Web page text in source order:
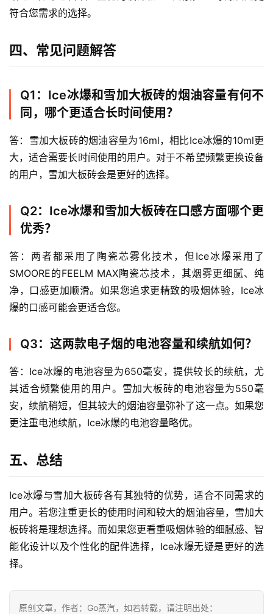
符合您需求的选择。
四、常见问题解答
Q1：Ice冰爆和雪加大板砖的烟油容量有何不
同，哪个更适合长时间使用？
答：雪加大板砖的烟油容量为16ml，相比Ice冰爆的10ml更
大，适合需要长时间使用的用户。对于不希望频繁更换设备
的用户，雪加大板砖会是更好的选择。
Q2：Ice冰爆和雪加大板砖在口感方面哪个更
优秀？
答：两者都采用了陶瓷芯雾化技术，但Ice冰爆采用了
SMOORE的FEELM MAX陶瓷芯技术，其烟雾更细腻、纯
净，口感更加顺滑。如果您追求更精致的吸烟体验，Ice冰
爆的口感可能会更适合您。
Q3：这两款电子烟的电池容量和续航如何？
答：Ice冰爆的电池容量为650毫安，提供较长的续航，尤
其适合频繁使用的用户。雪加大板砖的电池容量为550毫
安，续航稍短，但其较大的烟油容量弥补了这一点。如果您
更注重电池续航，Ice冰爆的电池容量略优。
五、总结
Ice冰爆与雪加大板砖各有其独特的优势，适合不同需求的
用户。若您注重更长的使用时间和较大的烟油容量，雪加大
板砖将是理想选择。而如果您更看重吸烟体验的细腻感、智
能化设计以及个性化的配件选择，Ice冰爆无疑是更好的选
择。
原创文章，作者：Go蒸汽，如若转载，请注明出处：